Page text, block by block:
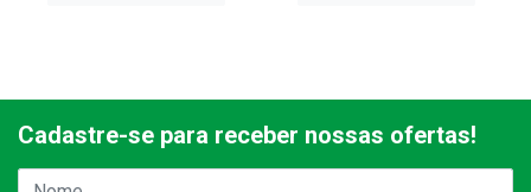
Cadastre-se para receber nossas ofertas!